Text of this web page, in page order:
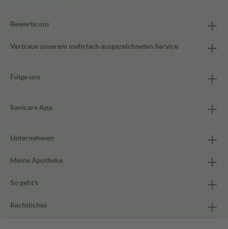
Bewerte uns
Vertraue unserem mehrfach ausgezeichneten Service
Folge uns
Sanicare App
Unternehmen
Meine Apotheke
So geht's
Rechtliches